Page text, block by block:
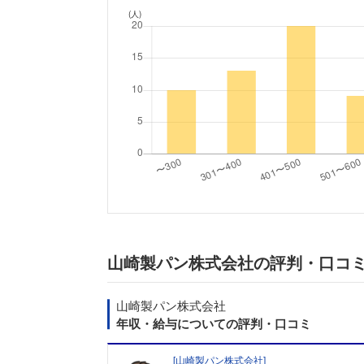
(人)
山崎製パン株式会社の評判・口コミ
山崎製パン株式会社
年収・給与についての評判・口コミ
[山崎製パン株式会社]